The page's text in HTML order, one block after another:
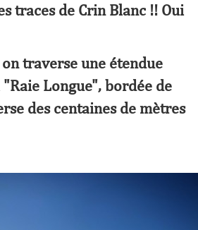
traces de Crin Blanc !! Oui
traverse une étendue
Longue", bordée de
des centaines de mètres